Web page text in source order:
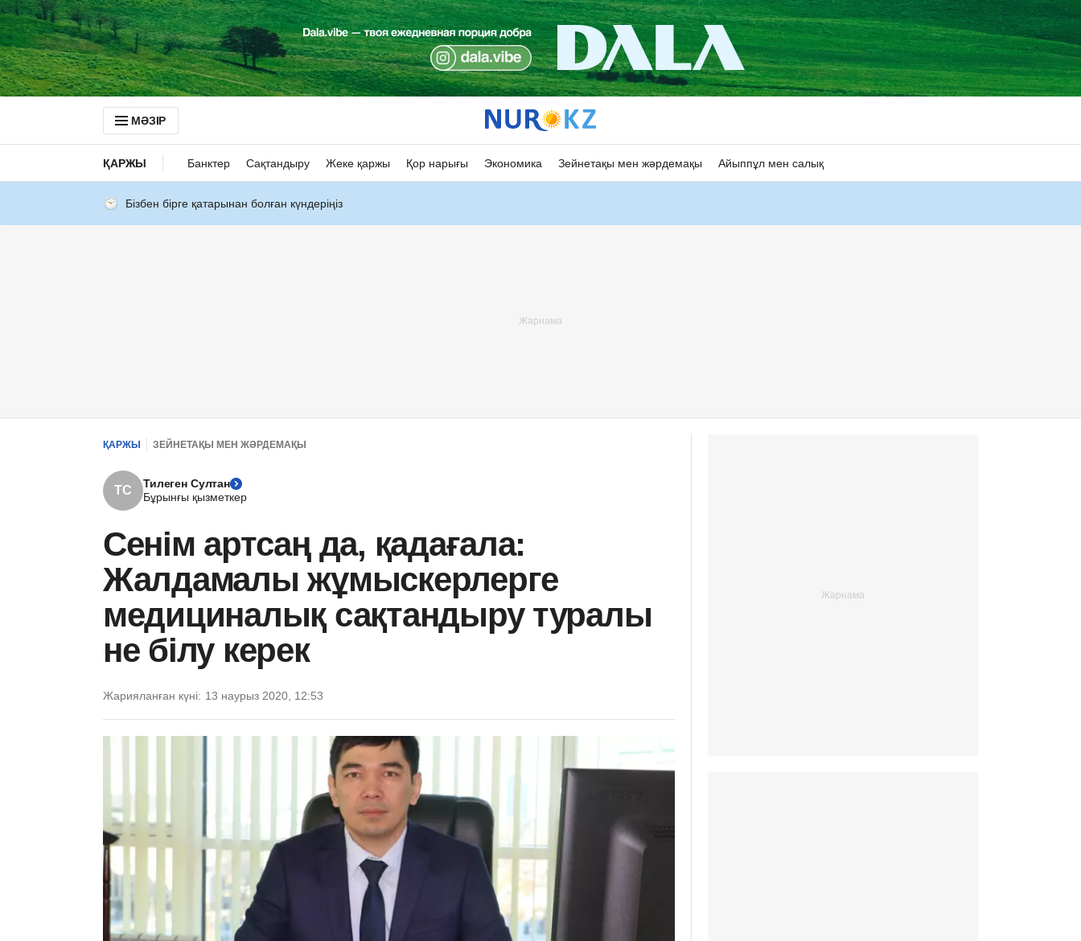
МӘЗІР
ҚАРЖЫ Банктер Сақтандыру Жеке қаржы Қор нарығы Экономика Зейнетақы мен жәрдемақы Айыппұл мен салық
Бізбен бірге қатарынан болған күндеріңіз
ҚАРЖЫ ЗЕЙНЕТАҚЫ МЕН ЖӘРДЕМАҚЫ
ТС
Тилеген Султан
Бұрынғы қызметкер
Сенім артсаң да, қадағала:
Жалдамалы жұмыскерлерге
медициналық сақтандыру туралы
не білу керек
Жарияланған күні: 13 наурыз 2020, 12:53